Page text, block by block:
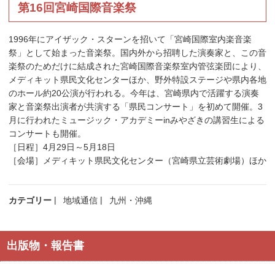
第16回宮崎国際音楽祭
1996年にアイザック・スターンを招いて「宮崎国際室内楽音楽
祭」として始まった音楽祭。国内外から招聘した演奏家と、この音
楽祭のためだけに結成された宮崎国際音楽祭室内管弦楽団により、
メディキット県民文化センターほか、野外特設ステージや県内各地
のホール約20公演が行われる。今年は、宮崎県内で活躍する演奏
家と音楽祭出演者が共演する「県民コンサート」を初めて開催。3
月に行われたミュージック・アカデミーinみやざきの講習生による
コンサートも開催。
［日程］4月29日～5月18日
［会場］メディキット県民文化センター（宮崎県立芸術劇場）ほか
カテゴリー 地域通信 九州・沖縄
出版物・報告書